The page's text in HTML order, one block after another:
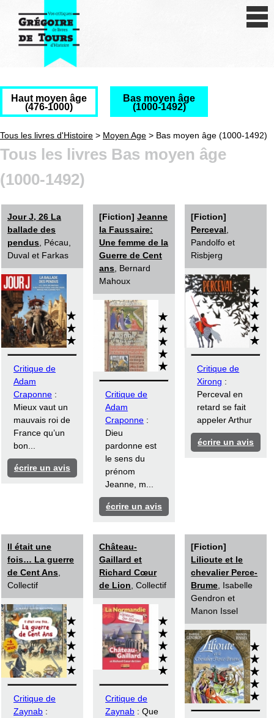
Antiquité
Epoque moderne
XXe siècle
Autres civilisations
Thématiques
Haut moyen âge
(476-1000)
Bas moyen âge
(1000-1492)
Tous les livres d'Histoire > Moyen Age > Bas moyen âge (1000-1492)
Tous les livres Bas moyen âge
(1000-1492)
Jour J, 26 La
ballade des
pendus , Pécau,
Duval et Farkas
Critique de
Adam
Craponne :
Mieux vaut un
mauvais roi de
France qu’un
bon...
écrire un avis
[Fiction]Jeanne
la Faussaire:
Une femme de la
Guerre de Cent
ans , Bernard
Mahoux
Critique de
Adam
Craponne :
Dieu
pardonne est
le sens du
prénom
Jeanne, m...
écrire un avis
[Fiction]
Perceval
Pandolfo et
Risbjerg
Critique de
Xirong :
Perceval en
retard se fait
appeler Arthur
écrire un avis
Il était une
fois… La guerre
de Cent Ans
Collectif
Critique de
Zaynab :
Château-
Gaillard et
Richard Cœur
de Lion , Collectif
Critique de
Zaynab : Que
[Fiction]
Lilioute et le
chevalier Perce-
Brume , Isabelle
Gendron et
Manon Issel